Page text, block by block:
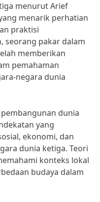
menurut Arief
menarik perhatian
praktisi
seorang pakar dalam
memberikan
pemahaman
negara dunia
dunia
yang
ekonomi, dan
dunia ketiga. Teori
konteks lokal
budaya dalam